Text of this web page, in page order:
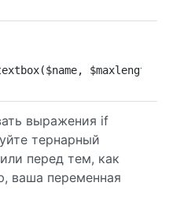
выражения if
тернарный
перед тем, как
ваша переменная